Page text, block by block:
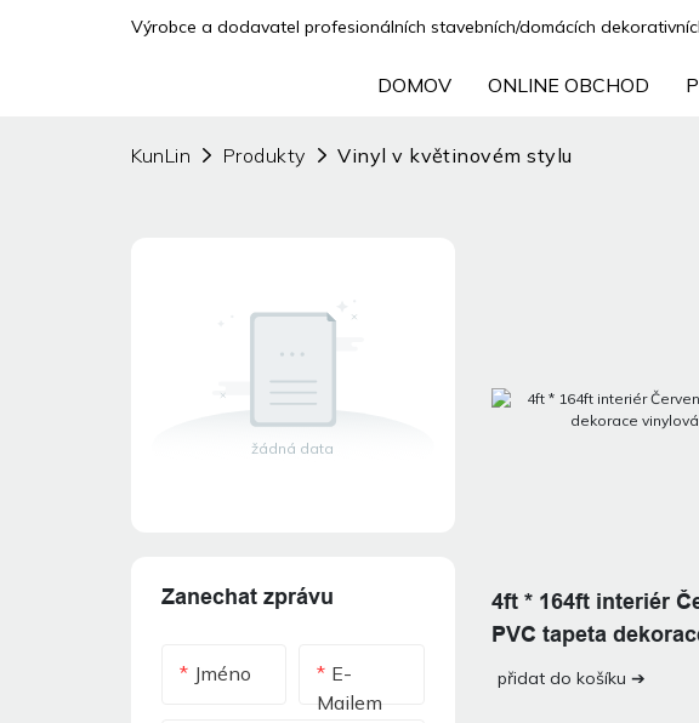
Výrobce a dodavatel profesionálních stavebních/domácích
DOMOV ONLINE OBCHOD
KunLin Produkty Vinyl v květinovém stylu
4ft * 164ft interiér
PVC tapeta
role
přidat do košíku ➔
žádná data
Zanechat zprávu
Jméno
E-
Mailem